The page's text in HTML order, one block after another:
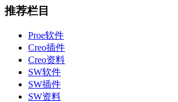
推荐栏目
Proe软件
Creo插件
Creo资料
SW软件
SW插件
SW资料